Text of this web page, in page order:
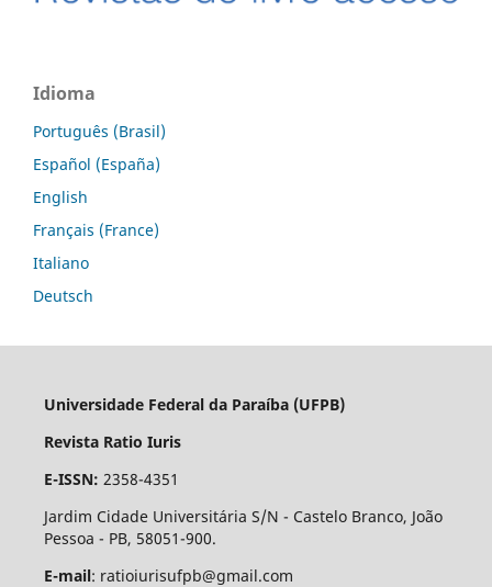
Idioma
Português (Brasil)
Español (España)
English
Français (France)
Italiano
Deutsch
Universidade Federal da Paraíba (UFPB)
Revista Ratio Iuris
E-ISSN: 2358-4351
Jardim Cidade Universitária S/N - Castelo Branco, João
Pessoa - PB, 58051-900.
E-mail: ratioiurisufpb@gmail.com